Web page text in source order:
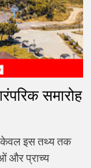
समारोह
केवल इस तथ्य तक
और प्राच्य